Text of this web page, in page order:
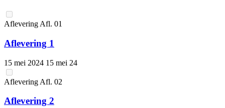
Aflevering Afl. 01
Aflevering 1
15 mei 2024 15 mei 24
Aflevering Afl. 02
Aflevering 2